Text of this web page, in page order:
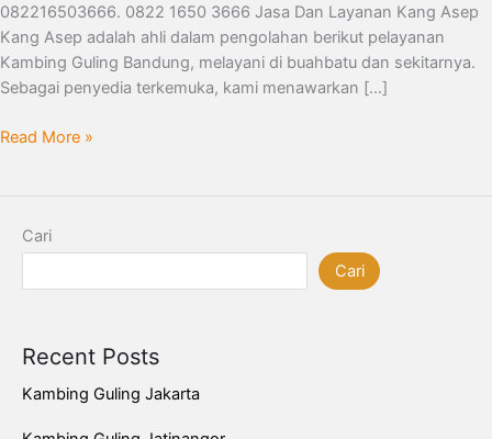
082216503666. 0822 1650 3666 Jasa Dan Layanan Kang Asep
Kang Asep adalah ahli dalam pengolahan berikut pelayanan
Kambing Guling Bandung, melayani di buahbatu dan sekitarnya.
Sebagai penyedia terkemuka, kami menawarkan […]
Read More »
Cari
Cari
Recent Posts
Kambing Guling Jakarta